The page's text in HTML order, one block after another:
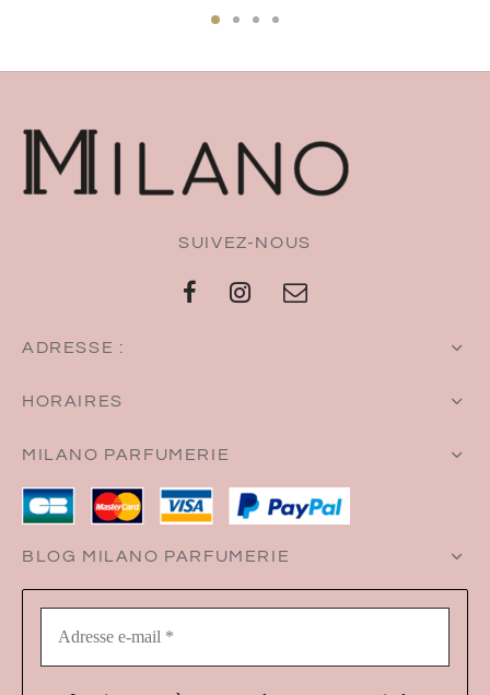
SUIVEZ-NOUS
ADRESSE :
HORAIRES
MILANO PARFUMERIE
BLOG MILANO PARFUMERIE